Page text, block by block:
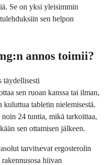
Se on yksi yleisimmin
sen helpon
annos toimii?
täydellisesti
sen ruoan kanssa tai ilman,
kuluttua tabletin nielemisestä.
24 tuntia, mikä tarkoittaa,
sen ottamisen jälkeen.
tarvitsevat ergosterolin
hiivan